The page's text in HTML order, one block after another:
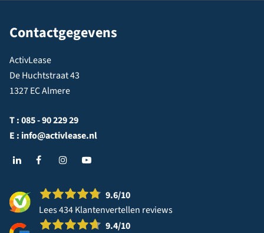
Contactgegevens
ActivLease
De Huchtstraat 43
1327 EC Almere
T :085 - 90 229 29
E : info@activlease.nl
9.6/10
Lees 434 Klantenvertellen reviews
9.4/10